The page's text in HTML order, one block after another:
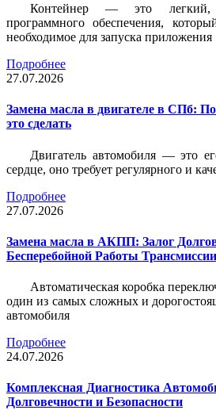
Контейнер — это легкий,
программного обеспечения,
необходимое для запуска приложения
Подробнее
27.07.2026
Замена масла в двигателе в СПб:
это сделать
Двигатель автомобиля — это
сердце, оно требует регулярного и
Подробнее
27.07.2026
Замена масла в АКПП: Залог
Бесперебойной Работы Трансмиссии
Автоматическая коробка
один из самых сложных и
автомобиля
Подробнее
24.07.2026
Комплексная Диагностика
Долговечности и Безопасности